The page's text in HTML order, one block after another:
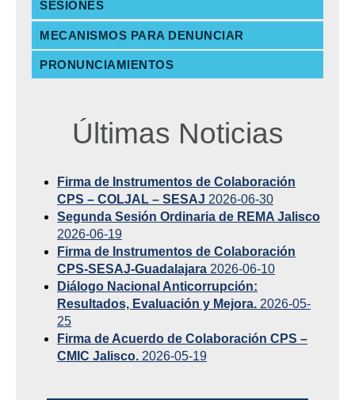
SESIONES
MECANISMOS PARA DENUNCIAR
PRONUNCIAMIENTOS
Últimas Noticias
Firma de Instrumentos de Colaboración
CPS – COLJAL – SESAJ 2026-06-30
Segunda Sesión Ordinaria de REMA Jalisco
2026-06-19
Firma de Instrumentos de Colaboración
CPS-SESAJ-Guadalajara 2026-06-10
Diálogo Nacional Anticorrupción:
Resultados, Evaluación y Mejora. 2026-05-
25
Firma de Acuerdo de Colaboración CPS –
CMIC Jalisco. 2026-05-19